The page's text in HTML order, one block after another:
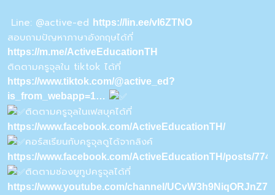
Line: @active-ed https://lin.ee/vI6ZTNO
สอบถามปัญหาภาษาอังกฤษได้ที่
https://m.me/ActiveEducationTH
ติดตามครูจุลใน tiktok ได้ที่
https://www.tiktok.com/@active_ed?
is_from_webapp=1…
ติดตามครูจุลในเฟสบุคได้ที่
https://www.facebook.com/ActiveEducationTH/
คอร์สเรียนกับครูจุลดูได้จากลิงค์
https://www.facebook.com/ActiveEducationTH/posts/
ติดตามช่องยูทูปครูจุลได้ที่
https://www.youtube.com/channel/